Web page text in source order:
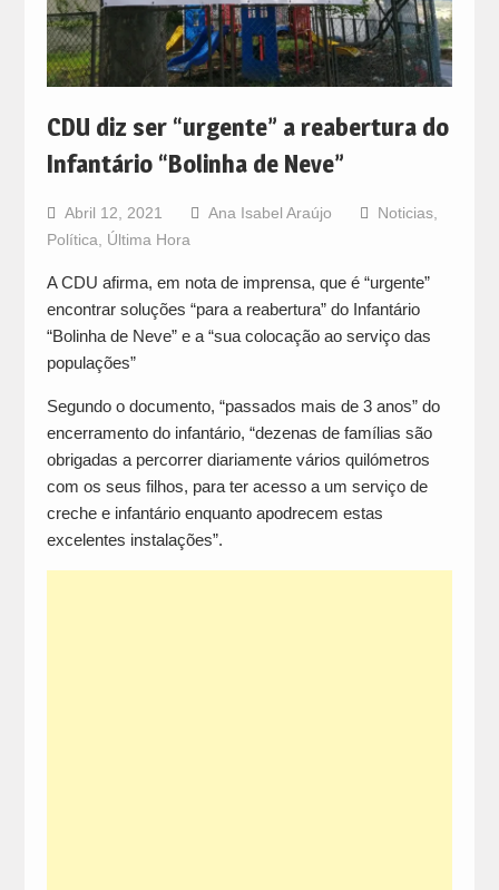
CDU diz ser “urgente” a reabertura do
Infantário “Bolinha de Neve”
Abril 12, 2021 Ana Isabel Araújo Noticias,
Política
Última Hora
A CDU afirma, em nota de imprensa, que é “urgente”
encontrar soluções “para a reabertura” do Infantário
“Bolinha de Neve” e a “sua colocação ao serviço das
populações”
Segundo o documento, “passados mais de 3 anos” do
encerramento do infantário, “dezenas de famílias são
obrigadas a percorrer diariamente vários quilómetros
com os seus filhos, para ter acesso a um serviço de
creche e infantário enquanto apodrecem estas
excelentes instalações”.